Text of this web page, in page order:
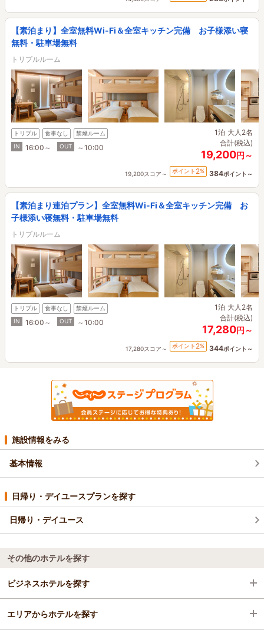
【素泊まり】全室無料Wi-Fi＆全室キッチン完備 お子様添い寝
無料・駐車場無料
トリプルルーム
トリプル 食事なし
禁煙ルーム
IN
16:00～ OUT ～10:00
1泊 大人2名
合計(税込)
19,200円～
19,200スコア～ ポイント 2% 384ポイント～
【素泊まり連泊プラン】全室無料Wi-Fi＆全室キッチン完備 お
子様添い寝無料・駐車場無料
トリプルルーム
トリプル 食事なし
禁煙ルーム
IN
16:00～ OUT ～10:00
1泊 大人2名
合計(税込)
17,280円～
17,280スコア～ ポイント 2% 344ポイント～
施設情報をみる
基本情報
日帰り・デイユースプランを探す
日帰り・デイユース
その他のホテルを探す
ビジネスホテルを探す
北海道
エリアからホテルを探す